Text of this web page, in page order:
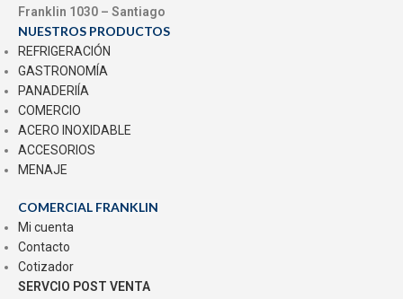
Franklin 1030 – Santiago
NUESTROS PRODUCTOS
REFRIGERACIÓN
GASTRONOMÍA
PANADERIÍA
COMERCIO
ACERO INOXIDABLE
ACCESORIOS
MENAJE
COMERCIAL FRANKLIN
Mi cuenta
Contacto
Cotizador
SERVCIO POST VENTA